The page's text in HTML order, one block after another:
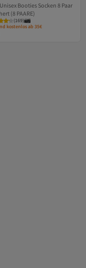
Unisex Booties Socken 8 Paar
(8 PAARE)
(169)
kostenlos ab 35€